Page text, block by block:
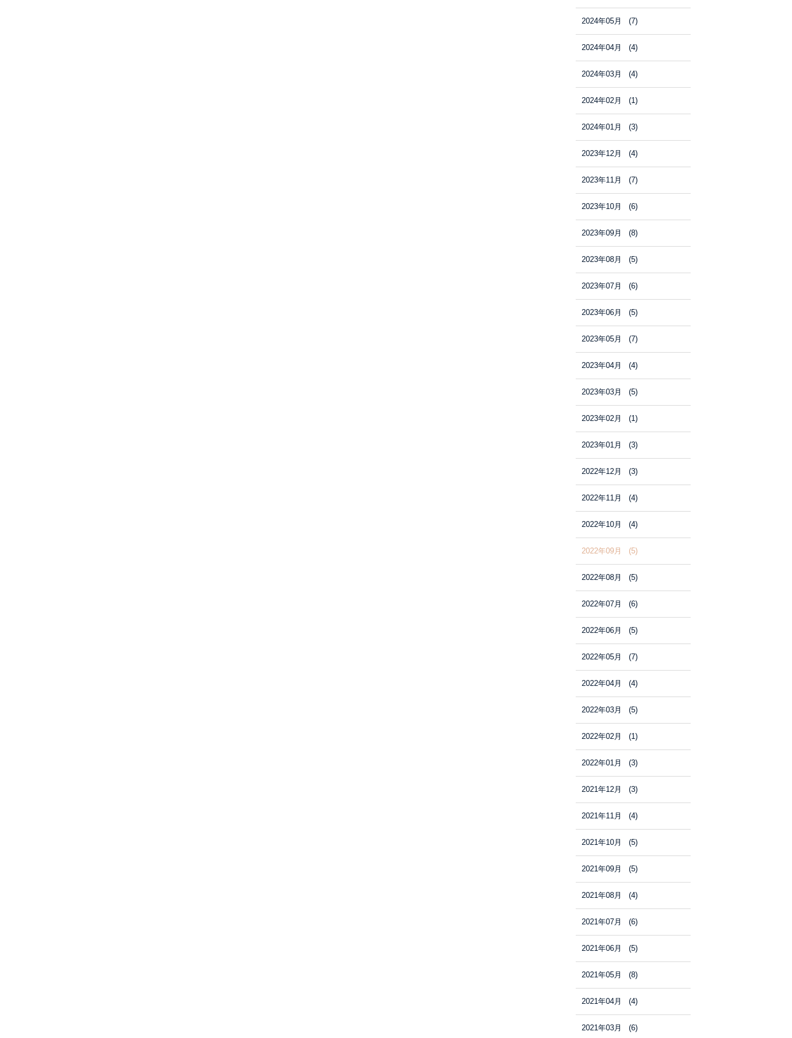
2024年05月 (7)
2024年04月 (4)
2024年03月 (4)
2024年02月 (1)
2024年01月 (3)
2023年12月 (4)
2023年11月 (7)
2023年10月 (6)
2023年09月 (8)
2023年08月 (5)
2023年07月 (6)
2023年06月 (5)
2023年05月 (7)
2023年04月 (4)
2023年03月 (5)
2023年02月 (1)
2023年01月 (3)
2022年12月 (3)
2022年11月 (4)
2022年10月 (4)
2022年09月 (5)
2022年08月 (5)
2022年07月 (6)
2022年06月 (5)
2022年05月 (7)
2022年04月 (4)
2022年03月 (5)
2022年02月 (1)
2022年01月 (3)
2021年12月 (3)
2021年11月 (4)
2021年10月 (5)
2021年09月 (5)
2021年08月 (4)
2021年07月 (6)
2021年06月 (5)
2021年05月 (8)
2021年04月 (4)
2021年03月 (6)